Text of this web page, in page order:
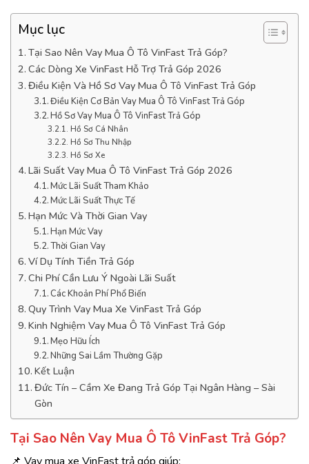
Mục lục
Tại Sao Nên Vay Mua Ô Tô VinFast Trả Góp?
Các Dòng Xe VinFast Hỗ Trợ Trả Góp 2026
Điều Kiện Và Hồ Sơ Vay Mua Ô Tô VinFast Trả Góp
Điều Kiện Cơ Bản Vay Mua Ô Tô VinFast Trả Góp
Hồ Sơ Vay Mua Ô Tô VinFast Trả Góp
Hồ Sơ Cá Nhân
Hồ Sơ Thu Nhập
Hồ Sơ Xe
Lãi Suất Vay Mua Ô Tô VinFast Trả Góp 2026
Mức Lãi Suất Tham Khảo
Mức Lãi Suất Thực Tế
Hạn Mức Và Thời Gian Vay
Hạn Mức Vay
Thời Gian Vay
Ví Dụ Tính Tiền Trả Góp
Chi Phí Cần Lưu Ý Ngoài Lãi Suất
Các Khoản Phí Phổ Biến
Quy Trình Vay Mua Xe VinFast Trả Góp
Kinh Nghiệm Vay Mua Ô Tô VinFast Trả Góp
Mẹo Hữu Ích
Những Sai Lầm Thường Gặp
Kết Luận
Đức Tín – Cầm Xe Đang Trả Góp Tại Ngân Hàng – Sài
Gòn
Tại Sao Nên Vay Mua Ô Tô VinFast Trả Góp?